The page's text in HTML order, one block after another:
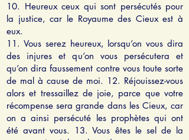
10. Heureux ceux qui sont persécutés pour
la justice, car le Royaume des Cieux est à
eux.
11. Vous serez heureux, lorsqu’on vous dira
des injures et qu’on vous persécutera et
qu’on dira faussement contre vous toute sorte
de mal à cause de moi. 12. Réjouissez-vous
alors et tressaillez de joie, parce que votre
récompense sera grande dans les Cieux, car
on a ainsi persécuté les prophètes qui ont
été avant vous. 13. Vous êtes le sel de la